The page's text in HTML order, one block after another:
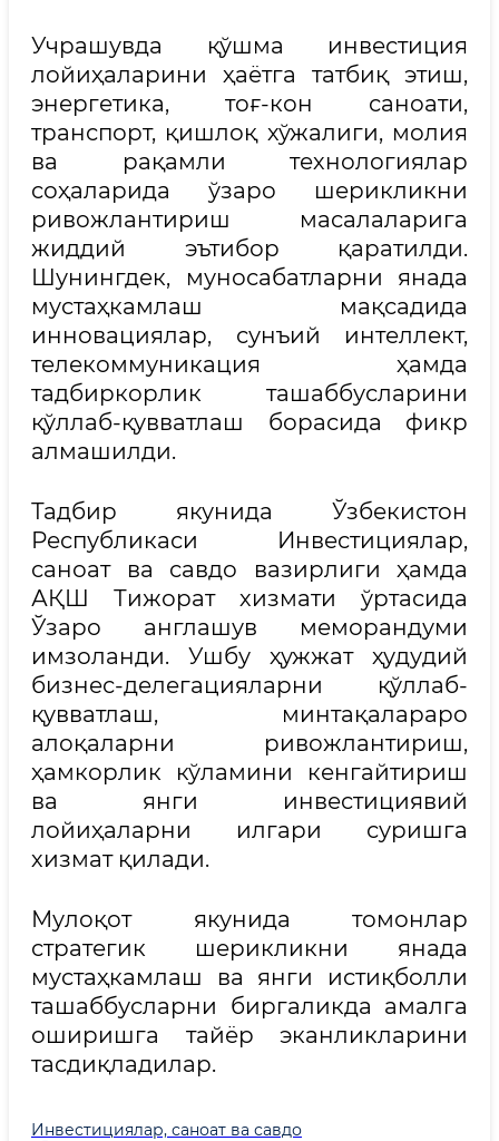
Учрашувда қўшма инвестиция
лойиҳаларини ҳаётга татбиқ этиш,
энергетика, тоғ-кон саноати,
транспорт, қишлоқ хўжалиги, молия
ва рақамли технологиялар
соҳаларида ўзаро шерикликни
ривожлантириш масалаларига
жиддий эътибор қаратилди.
Шунингдек, муносабатларни янада
мустаҳкамлаш мақсадида
инновациялар, сунъий интеллект,
телекоммуникация ҳамда
тадбиркорлик ташаббусларини
қўллаб-қувватлаш борасида фикр
алмашилди.
Тадбир якунида Ўзбекистон
Республикаси Инвестициялар,
саноат ва савдо вазирлиги ҳамда
АҚШ Тижорат хизмати ўртасида
Ўзаро англашув меморандуми
имзоланди. Ушбу ҳужжат ҳудудий
бизнес-делегацияларни қўллаб-
қувватлаш, минтақалараро
алоқаларни ривожлантириш,
ҳамкорлик кўламини кенгайтириш
ва янги инвестициявий
лойиҳаларни илгари суришга
хизмат қилади.
Мулоқот якунида томонлар
стратегик шерикликни янада
мустаҳкамлаш ва янги истиқболли
ташаббусларни биргаликда амалга
оширишга тайёр эканликларини
тасдиқладилар.
Инвестициялар, саноат ва савдо